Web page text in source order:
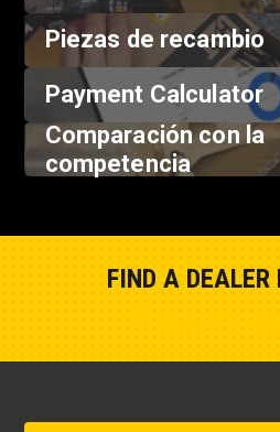
Piezas de recambio
Payment Calculator
Comparación con la
competencia
FIND A DEALER